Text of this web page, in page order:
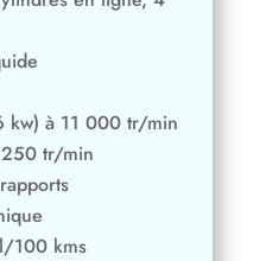
kw) à 11 000 tr/min
tr/min
rapports
100 kms
g/km